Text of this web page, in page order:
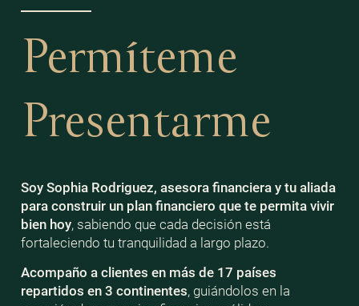
Permíteme
Presentarme
Soy Sophia Rodriguez, asesora financiera y tu aliada
para construir un plan financiero que te permita vivir
bien hoy, sabiendo que cada decisión está
fortaleciendo tu tranquilidad a largo plazo.
Acompaño a clientes en más de 17 países
repartidos en 3 continentes, guiándolos en la